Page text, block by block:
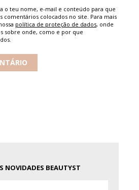
o teu nome, e-mail e conteúdo para que
comentários colocados no site. Para mais
política de proteção de dados, onde
sobre onde, como e por que
NOVIDADES BEAUTYST